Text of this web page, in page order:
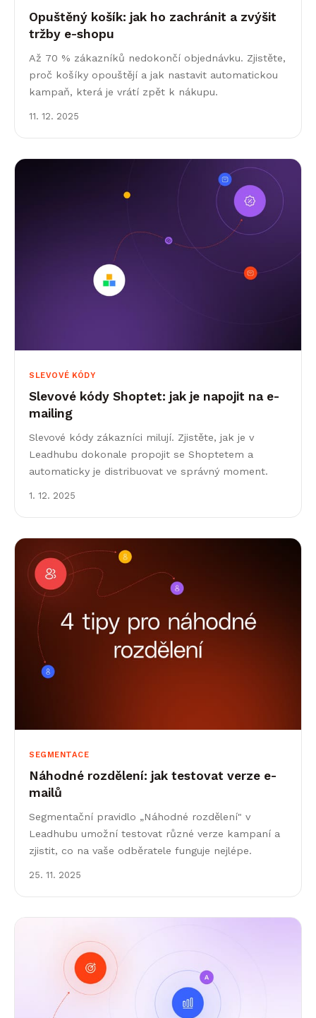
Opuštěný košík: jak ho zachránit a zvýšit
tržby e-shopu
Až 70 % zákazníků nedokončí objednávku. Zjistěte,
proč košíky opouštějí a jak nastavit automatickou
kampaň, která je vrátí zpět k nákupu.
11. 12. 2025
SLEVOVÉ KÓDY
Slevové kódy Shoptet: jak je napojit na e-
mailing
Slevové kódy zákazníci milují. Zjistěte, jak je v
Leadhubu dokonale propojit se Shoptetem a
automaticky je distribuovat ve správný moment.
1. 12. 2025
SEGMENTACE
Náhodné rozdělení: jak testovat verze e-
mailů
Segmentační pravidlo „Náhodné rozdělení" v
Leadhubu umožní testovat různé verze kampaní a
zjistit, co na vaše odběratele funguje nejlépe.
25. 11. 2025